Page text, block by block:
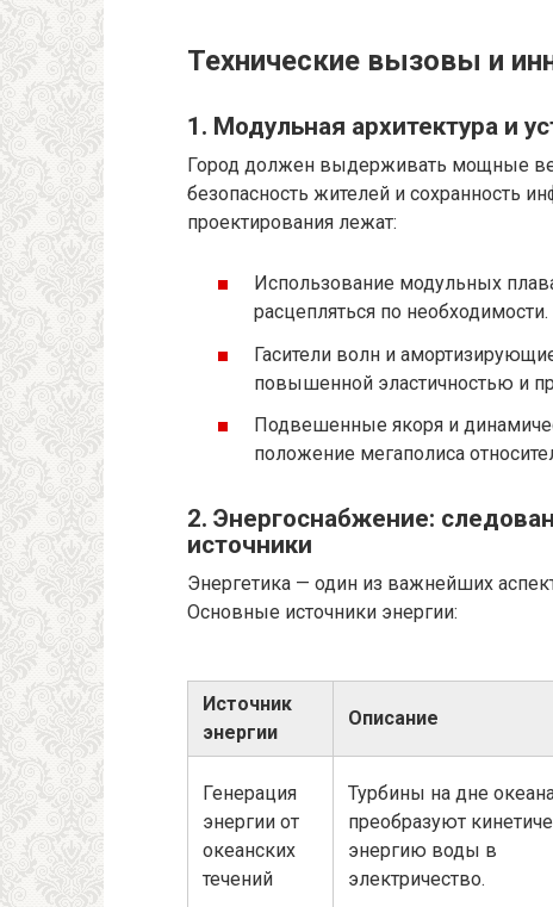
Технические вызовы и
1. Модульная архитектура и
Город должен выдерживать мощные
безопасность жителей и сохранность
проектирования лежат:
Использование модульных
расцепляться по необходимости.
Гасители волн и
повышенной эластичностью и
Подвешенные якоря и
положение мегаполиса
2. Энергоснабжение:
источники
Энергетика — один из важнейших
Основные источники энергии:
Источник
энергии
Описание
Генерация
энергии от
океанских
течений
Турбины на дне
преобразуют
энергию воды в
электричество.